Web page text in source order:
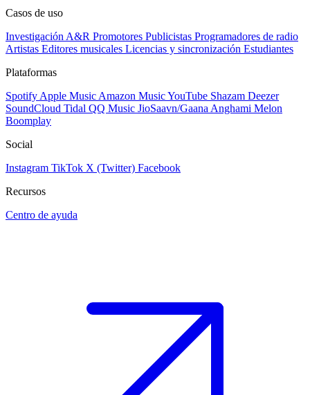
Casos de uso
Investigación A&R Promotores Publicistas Programadores de radio
Artistas Editores musicales Licencias y sincronización Estudiantes
Plataformas
Spotify Apple Music Amazon MusicYouTube Shazam Deezer
SoundCloud Tidal QQ Music JioSaavn/Gaana Anghami Melon
Boomplay
Social
Instagram TikTok X (Twitter) Facebook
Recursos
Centro de ayuda